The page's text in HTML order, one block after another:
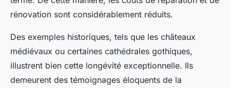
rénovation sont considérablement réduits.
Des exemples historiques, tels que les châteaux
médiévaux ou certaines cathédrales gothiques,
illustrent bien cette longévité exceptionnelle. Ils
demeurent des témoignages éloquents de la